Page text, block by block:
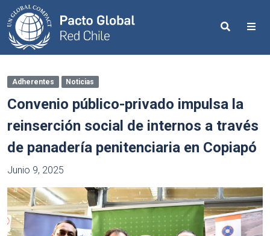
Search
Adherentes Noticias
Convenio público-privado impulsa la
reinserción social de internos a través
de panadería penitenciaria en Copiapó
Junio 9, 2025